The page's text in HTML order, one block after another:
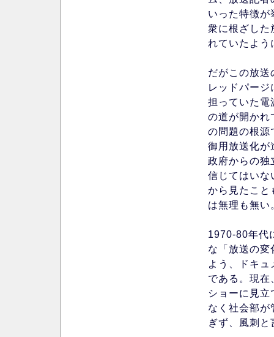
いった特徴が
衆に根ざした
れていたよう
だがこの放送
レッドパー
担っていた電
の道が開かれ
の問題の根源
御用放送化が
政府からの独
信じてはいな
から見たこ
は無理も無い
1970-80年代
な「放送の変
よう、ドキ
である。現在
ショーに見
なく社会部が
ぎず、風刺